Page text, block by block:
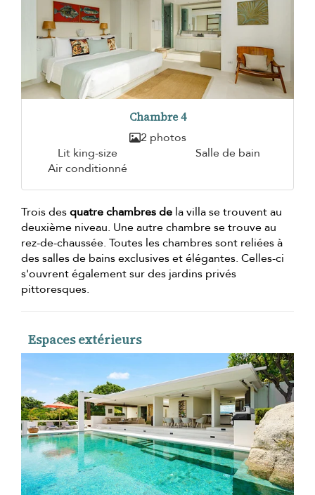
Chambre 4
2 photos
Lit king-size
Salle de bain
Air conditionné
Trois desquatre chambres de la villa se trouvent au
deuxième niveau. Une autre chambre se trouve au
rez-de-chaussée. Toutes les chambres sont reliées à
des salles de bains exclusives et élégantes. Celles-ci
s'ouvrent également sur des jardins privés
pittoresques.
Espaces extérieurs